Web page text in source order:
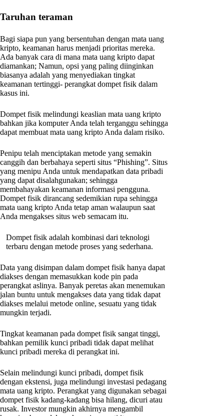
Taruhan teraman
Bagi siapa pun yang bersentuhan dengan mata uang
kripto, keamanan harus menjadi prioritas mereka.
Ada banyak cara di mana mata uang kripto dapat
diamankan; Namun, opsi yang paling diinginkan
biasanya adalah yang menyediakan tingkat
keamanan tertinggi- perangkat dompet fisik dalam
kasus ini.
Dompet fisik melindungi keaslian mata uang kripto
bahkan jika komputer Anda telah terganggu sehingga
dapat membuat mata uang kripto Anda dalam risiko.
Penipu telah menciptakan metode yang semakin
canggih dan berbahaya seperti situs “Phishing”. Situs
yang menipu Anda untuk mendapatkan data pribadi
yang dapat disalahgunakan; sehingga
membahayakan keamanan informasi pengguna.
Dompet fisik dirancang sedemikian rupa sehingga
mata uang kripto Anda tetap aman walaupun saat
Anda mengakses situs web semacam itu.
Dompet fisik adalah kombinasi dari teknologi
terbaru dengan metode proses yang sederhana.
Data yang disimpan dalam dompet fisik hanya dapat
diakses dengan memasukkan kode pin pada
perangkat aslinya. Banyak peretas akan menemukan
jalan buntu untuk mengakses data yang tidak dapat
diakses melalui metode online, sesuatu yang tidak
mungkin terjadi.
Tingkat keamanan pada dompet fisik sangat tinggi,
bahkan pemilik kunci pribadi tidak dapat melihat
kunci pribadi mereka di perangkat ini.
Selain melindungi kunci pribadi, dompet fisik
dengan ekstensi, juga melindungi investasi pedagang
mata uang kripto. Perangkat yang digunakan sebagai
dompet fisik kadang-kadang bisa hilang, dicuri atau
rusak. Investor mungkin akhirnya mengambil